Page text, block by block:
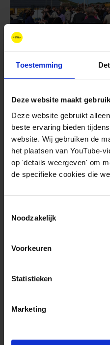
Toestemming
Deze website maakt
Deze website gebruikt
beste ervaring bieden
website. Wij gebruiken de
het plaatsen van YouTube-
op 'details weergeven' om
de specifieke cookies die
Noodzakelijk
Voorkeuren
Statistieken
Marketing
Bouw mede
REFORMERS
De bouw van de
gefinancierd met een
miljoen uit het Horizon
operationeel. De
Congestiemanagement
gedeeld netbeheer en
Eind vorig jaar
pilotproject in